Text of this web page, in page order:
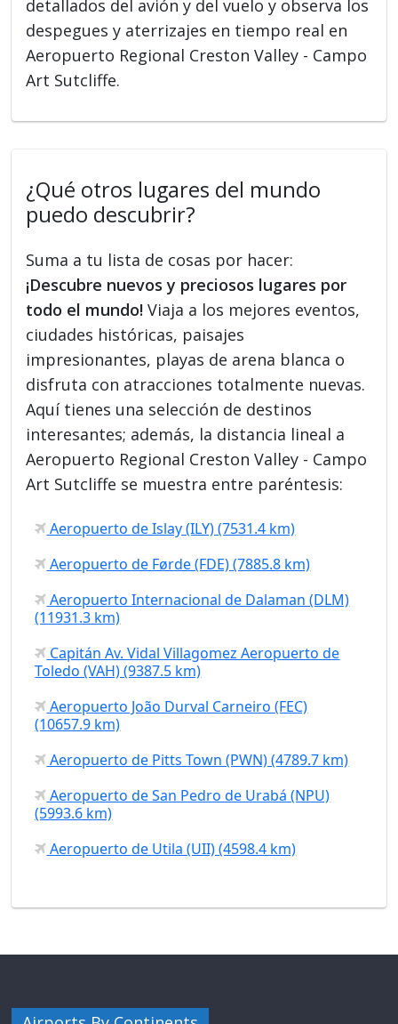
detallados del avión y del vuelo y observa los
despegues y aterrizajes en tiempo real en
Aeropuerto Regional Creston Valley - Campo
Art Sutcliffe.
¿Qué otros lugares del mundo
puedo descubrir?
Suma a tu lista de cosas por hacer:
¡Descubre nuevos y preciosos lugares por
todo el mundo! Viaja a los mejores eventos,
ciudades históricas, paisajes
impresionantes, playas de arena blanca o
disfruta con atracciones totalmente nuevas.
Aquí tienes una selección de destinos
interesantes; además, la distancia lineal a
Aeropuerto Regional Creston Valley - Campo
Art Sutcliffe se muestra entre paréntesis:
Aeropuerto de Islay (ILY) (7531.4 km)
Aeropuerto de Førde (FDE) (7885.8 km)
Aeropuerto Internacional de Dalaman (DLM)
(11931.3 km)
Capitán Av. Vidal Villagomez Aeropuerto de
Toledo (VAH) (9387.5 km)
Aeropuerto João Durval Carneiro (FEC)
(10657.9 km)
Aeropuerto de Pitts Town (PWN) (4789.7 km)
Aeropuerto de San Pedro de Urabá (NPU)
(5993.6 km)
Aeropuerto de Utila (UII) (4598.4 km)